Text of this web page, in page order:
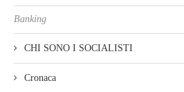
Banking
CHI SONO I SOCIALISTI
Cronaca